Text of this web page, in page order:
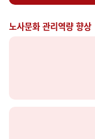
노사문화 관리역량 향상